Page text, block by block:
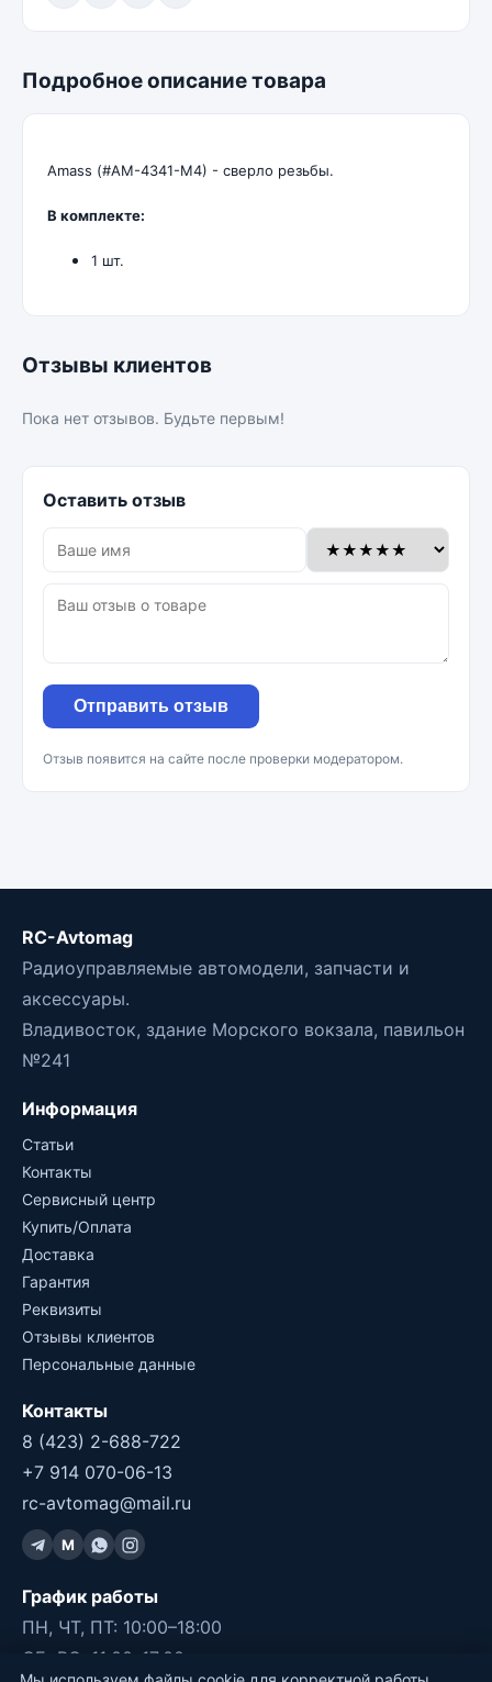
Подробное описание товара
Amass (#AM-4341-M4) - сверло резьбы.
В комплекте:
1 шт.
Отзывы клиентов
Пока нет отзывов. Будьте первым!
Оставить отзыв
Отправить отзыв
Отзыв появится на сайте после проверки модератором.
RC-Avtomag
Радиоуправляемые автомодели, запчасти и
аксессуары.
Владивосток, здание Морского вокзала, павильон
№241
Информация
Статьи
Контакты
Сервисный центр
Купить/Оплата
Доставка
Гарантия
Реквизиты
Отзывы клиентов
Персональные данные
Контакты
8 (423) 2-688-722
+7 914 070-06-13
rc-avtomag@mail.ru
M
График работы
ПН, ЧТ, ПТ: 10:00–18:00
СБ, ВС: 11:00–17:00